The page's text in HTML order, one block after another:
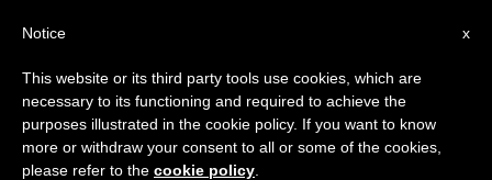
x
Notice
This website or its third party tools use cookies, which are
necessary to its functioning and required to achieve the
purposes illustrated in the cookie policy. If you want to know
more or withdraw your consent to all or some of the cookies,
please refer to the cookie policy